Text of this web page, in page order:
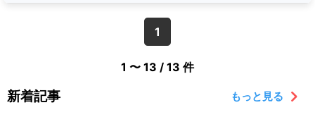
1
1 〜 13 / 13 件
新着記事 もっと見る